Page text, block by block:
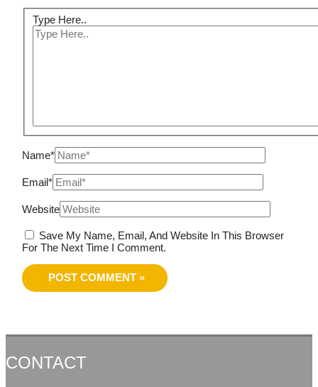
Type Here..
Name*
Email*
Website
Save My Name, Email, And Website In This Browser
For The Next Time I Comment.
CONTACT